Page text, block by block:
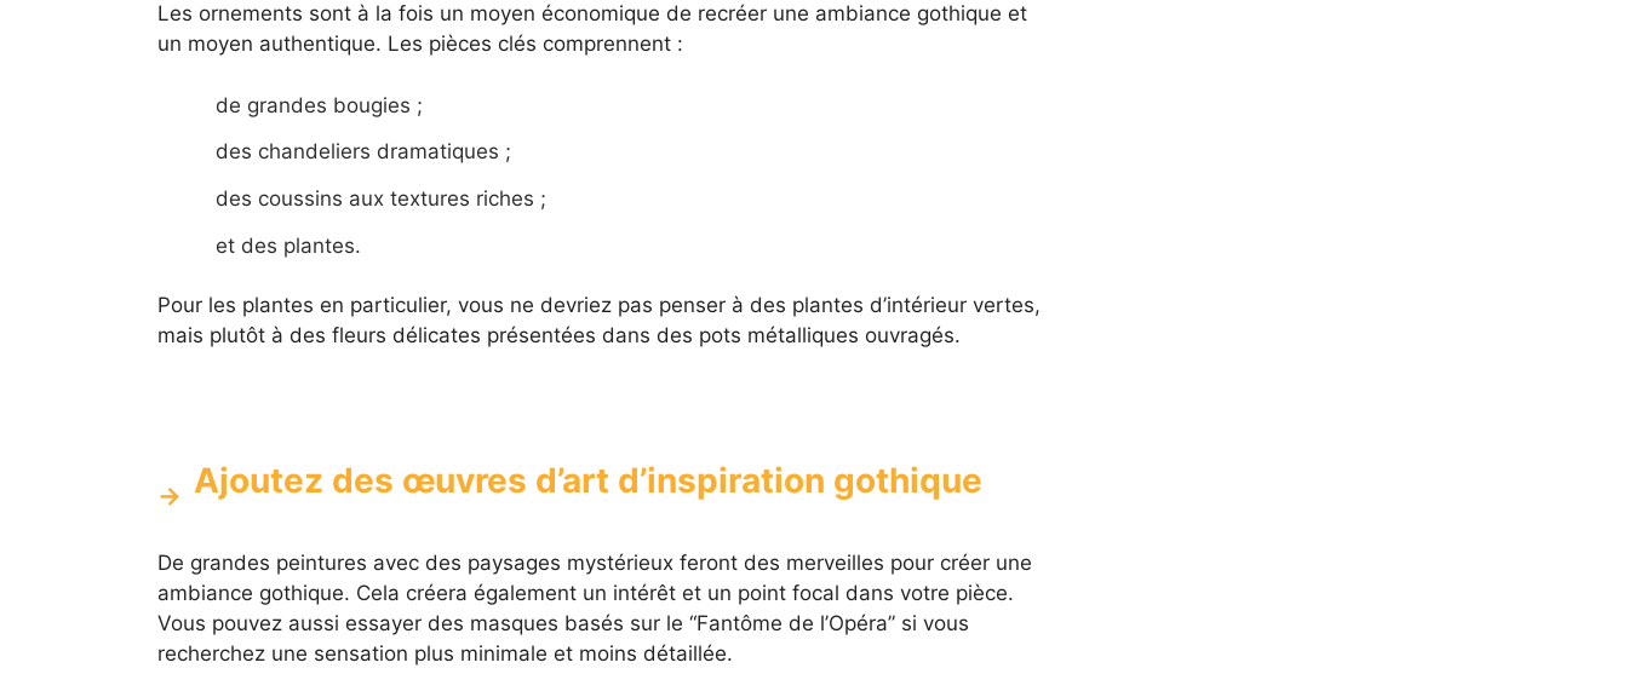
Les ornements sont à la fois un moyen économique de recréer une ambiance gothique et
un moyen authentique. Les pièces clés comprennent :
de grandes bougies ;
des chandeliers dramatiques ;
des coussins aux textures riches ;
et des plantes.
Pour les plantes en particulier, vous ne devriez pas penser à des plantes d’intérieur vertes,
mais plutôt à des fleurs délicates présentées dans des pots métalliques ouvragés.
Ajoutez des œuvres d’art d’inspiration gothique
De grandes peintures avec des paysages mystérieux feront des merveilles pour créer une
ambiance gothique. Cela créera également un intérêt et un point focal dans votre pièce.
Vous pouvez aussi essayer des masques basés sur le “Fantôme de l’Opéra” si vous
recherchez une sensation plus minimale et moins détaillée.